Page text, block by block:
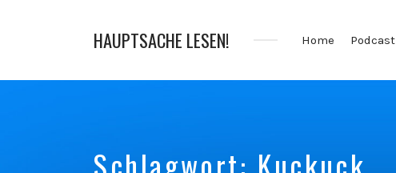
HAUPTSACHE LESEN! Home Podcast